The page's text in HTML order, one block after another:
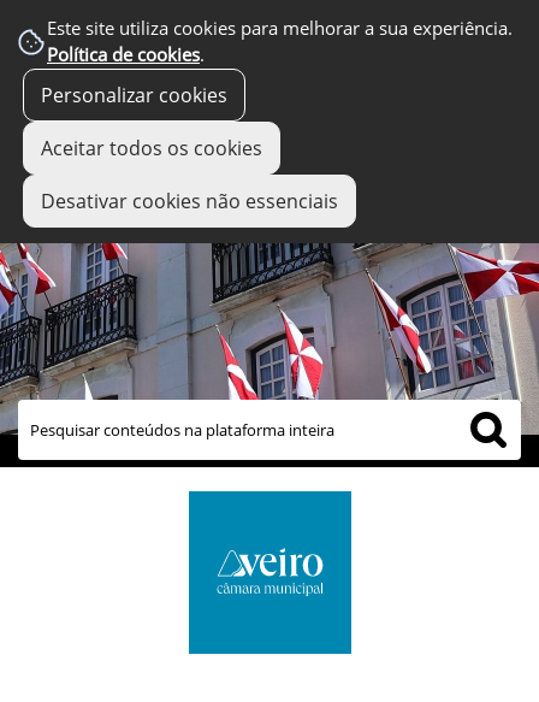
Este site utiliza cookies para melhorar a sua experiência.
Política de cookies.
Personalizar cookies
Aceitar todos os cookies
Desativar cookies não essenciais
links úteis